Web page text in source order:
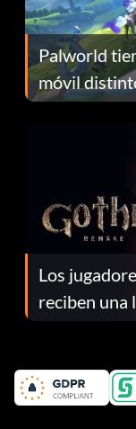
Palworld
móvil
Los
reciben una
el parche